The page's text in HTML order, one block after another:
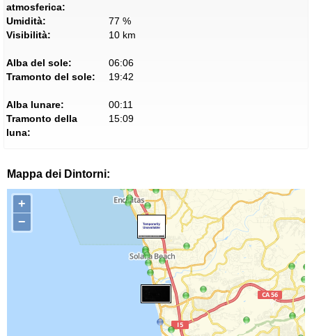
atmosferica:
Umidità:
77 %
Visibilità:
10 km
Alba del sole:
06:06
Tramonto del sole:
19:42
Alba lunare:
00:11
Tramonto della
luna:
15:09
Mappa dei Dintorni:
+
−